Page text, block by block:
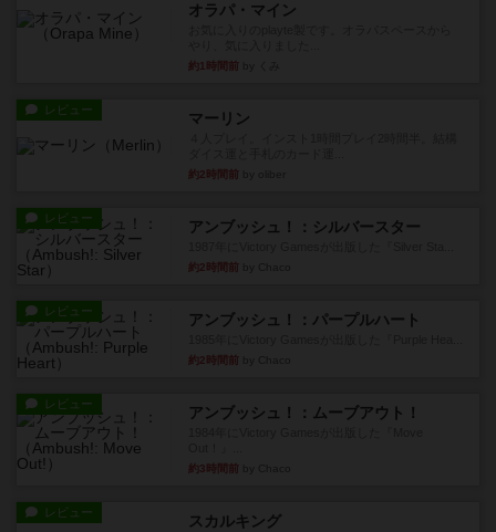
オラパ・マイン
約1時間前
レビュー マーリン
約2時間前
レビュー アンブッシュ！：シルバースター
約2時間前
レビュー アンブッシュ！：パープルハート
約2時間前
レビュー アンブッシュ！：ムーブアウト！
約3時間前
レビュー スカルキング